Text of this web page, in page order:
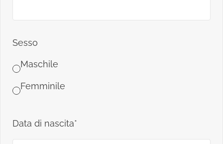
Sesso
Maschile
Femminile
Data di nascita*